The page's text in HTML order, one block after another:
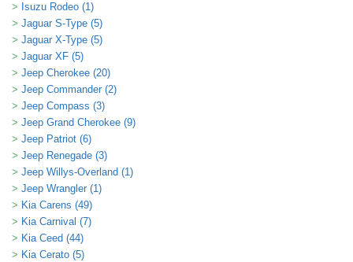
Isuzu Rodeo (1)
Jaguar S-Type (5)
Jaguar X-Type (5)
Jaguar XF (5)
Jeep Cherokee (20)
Jeep Commander (2)
Jeep Compass (3)
Jeep Grand Cherokee (9)
Jeep Patriot (6)
Jeep Renegade (3)
Jeep Willys-Overland (1)
Jeep Wrangler (1)
Kia Carens (49)
Kia Carnival (7)
Kia Ceed (44)
Kia Cerato (5)